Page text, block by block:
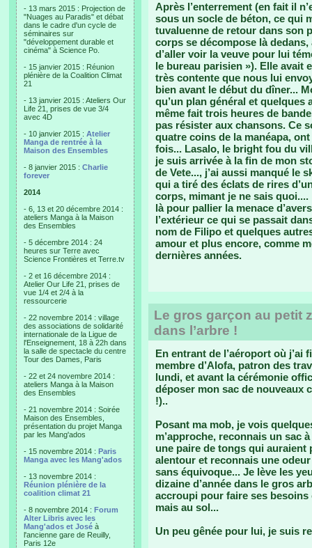
- 13 mars 2015 : Projection de
"Nuages au Paradis" et débat
dans le cadre d'un cycle de
séminaires sur
"développement durable et
cinéma" à Science Po.
- 15 janvier 2015 : Réunion
plénière de la Coalition Climat
21
- 13 janvier 2015 : Ateliers Our
Life 21, prises de vue 3/4
avec 4D
- 10 janvier 2015 : Atelier
Manga de rentrée à la
Maison des Ensembles
- 8 janvier 2015 : Charlie
forever
2014
- 6, 13 et 20 décembre 2014 :
ateliers Manga à la Maison
des Ensembles
- 5 décembre 2014 : 24
heures sur Terre avec
Science Frontières et Terre.tv
- 2 et 16 décembre 2014 :
Atelier Our Life 21, prises de
vue 1/4 et 2/4 à la
ressourcerie
- 22 novembre 2014 : village
des associations de solidarité
internationale de la Ligue de
l'Enseignement, 18 à 22h dans
la salle de spectacle du centre
Tour des Dames, Paris
- 22 et 24 novembre 2014 :
ateliers Manga à la Maison
des Ensembles
- 21 novembre 2014 : Soirée
Maison des Ensembles,
présentation du projet Manga
par les Mang'ados
- 15 novembre 2014 : Paris
Manga avec les Mang'ados
- 13 novembre 2014 :
Réunion plénière de la
coalition climat 21
- 8 novembre 2014 : Forum
Alter Libris avec les
Mang'ados et José à
l'ancienne gare de Reuilly,
Paris 12e
Après l’enterrement (en fait il
sous un socle de béton, ce qui
tuvaluenne de retour dans son
corps se décompose là dedans,
d’aller voir la veuve pour lui
le bureau parisien »). Elle avait
très contente que nous lui
bien avant le début du dîner...
qu’un plan général et quelques
même fait trois heures de
pas résister aux chansons. Ce
quatre coins de la manéapa,
fois... Lasalo, le bright fou du
je suis arrivée à la fin de mon
de Vete..., j’ai aussi manqué le
qui a tiré des éclats de rires
corps, mimant je ne sais
là pour pallier la menace
l’extérieur ce qui se passait
nom de Filipo et quelques
amour et plus encore, comme
dernières années.
Le gros garçon au petit
dans l’arbre !
En entrant de l’aéroport où j’ai
membre d’Alofa, patron des
lundi, et avant la cérémonie
déposer mon sac de nouveaux
!)..
Posant ma mob, je vois
m’approche, reconnais un sac
une paire de tongs qui auraient
alentour et reconnais une
sans équivoque... Je lève les
dizaine d’année dans le gros
accroupi pour faire ses besoins
mais au sol...
Un peu gênée pour lui, je suis